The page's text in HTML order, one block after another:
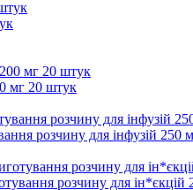
мг 20 штук
розчину для інфузій 250
розчину для